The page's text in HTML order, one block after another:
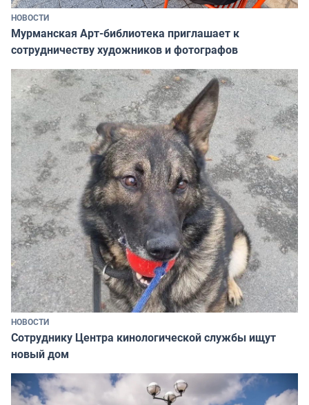
НОВОСТИ
Мурманская Арт-библиотека приглашает к
сотрудничеству художников и фотографов
НОВОСТИ
Сотруднику Центра кинологической службы ищут
новый дом